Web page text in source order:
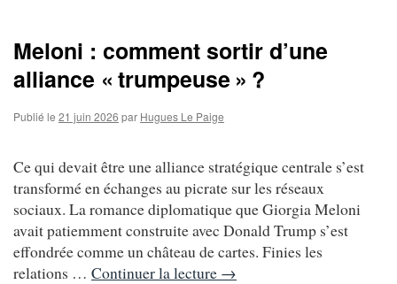
Meloni : comment sortir d’une
alliance « trumpeuse » ?
Publié le 21 juin 2026 par Hugues Le Paige
Ce qui devait être une alliance stratégique centrale s’est
transformé en échanges au picrate sur les réseaux
sociaux. La romance diplomatique que Giorgia Meloni
avait patiemment construite avec Donald Trump s’est
effondrée comme un château de cartes. Finies les
relations … Continuer la lecture →